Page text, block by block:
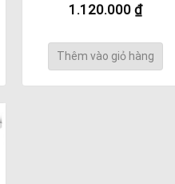
1.120.000 ₫
Thêm vào giỏ hàng